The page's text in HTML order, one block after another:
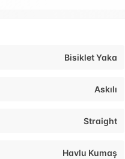
Bisiklet Yaka
Askılı
Straight
Havlu Kumaş